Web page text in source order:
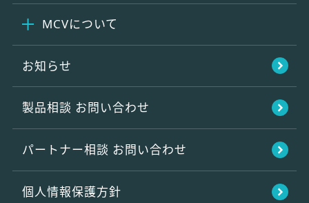
MCVについて
お知らせ
製品相談 お問い合わせ
パートナー相談 お問い合わせ
個人情報保護方針